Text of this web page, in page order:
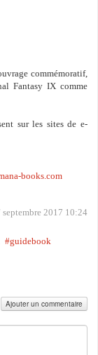
commémoratif,
Fantasy IX comme
sur les sites de e-
books.com
2017 10:24
guidebook
Ajouter un commentaire